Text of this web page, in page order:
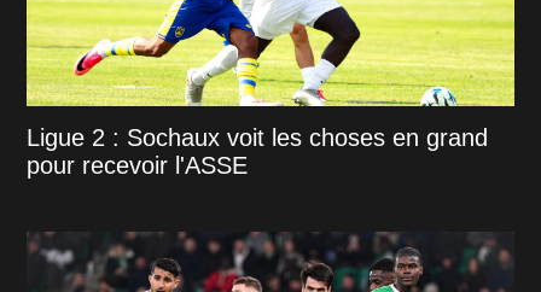
Ligue 2 : Sochaux voit les choses en grand
pour recevoir l'ASSE